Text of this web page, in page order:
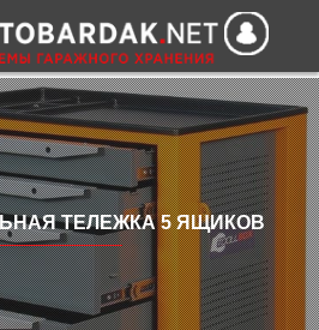
ТЕЛЕЖКА 5 ЯЩИКОВ